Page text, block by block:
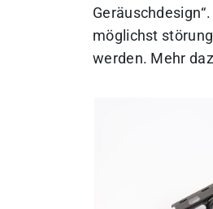
Geräuschdesign
möglichst
werden. Mehr